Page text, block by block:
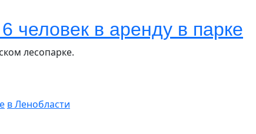
человек в аренду в парке
лесопарке.
в Ленобласти